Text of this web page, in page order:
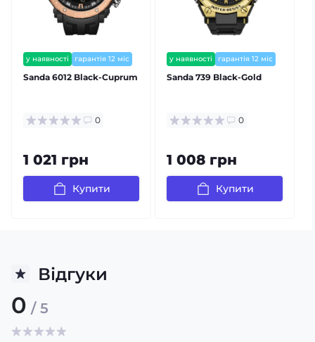
у наявності гарантія 12 міс
Sanda 6012 Black-Cuprum
0
1 021 грн
Купити
у наявності гарантія 12 міс
Sanda 739 Black-Gold
0
1 008 грн
Купити
Відгуки
0 / 5